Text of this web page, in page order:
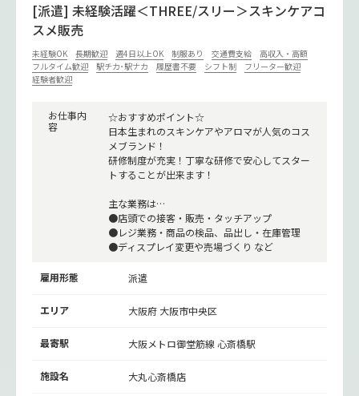
[派遣] 未経験活躍＜THREE/スリー＞スキンケアコ
スメ販売
未経験OK 長期歓迎 週4日以上OK 制服あり 交通費支給
高収入・高額
フルタイム歓迎
駅チカ･駅ナカ 履歴書不要 シフト制
フリーター歓迎
経験者歓迎
お仕事内
容
☆おすすめポイント☆
日本生まれのスキンケアやアロマが人気のコス
メブランド！
研修制度が充実！丁寧な研修で安心してスター
トすることが出来ます！
主な業務は…
●店頭での接客・販売・タッチアップ
●レジ業務・商品の検品、品出し・在庫管理
●ディスプレイ変更や売場づくり など
雇用形態 派遣
エリア 大阪府 大阪市中央区
最寄駅 大阪メトロ御堂筋線心斎橋駅
施設名 大丸心斎橋店